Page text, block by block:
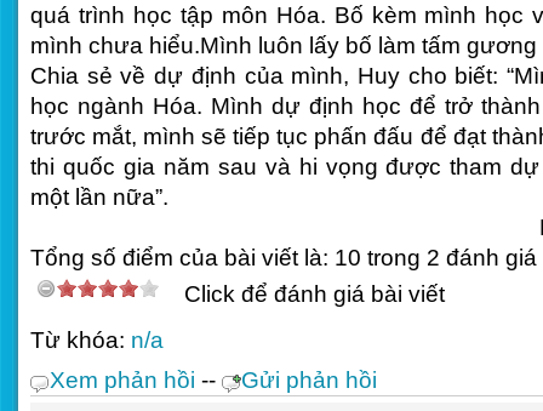
quá trình học tập môn Hóa. Bố kèm mình học
mình chưa hiểu.Mình luôn lấy bố làm tấm gương
Chia sẻ về dự định của mình, Huy cho biết:
học ngành Hóa. Mình dự định học để trở
trước mắt, mình sẽ tiếp tục phấn đấu để đạt
thi quốc gia năm sau và hi vọng được tham
một lần nữa”.
Tổng số điểm của bài viết là: 10 trong 2 đánh giá
Click để đánh giá bài viết
Từ khóa: n/a
Xem phản hồi --
Gửi phản hồi